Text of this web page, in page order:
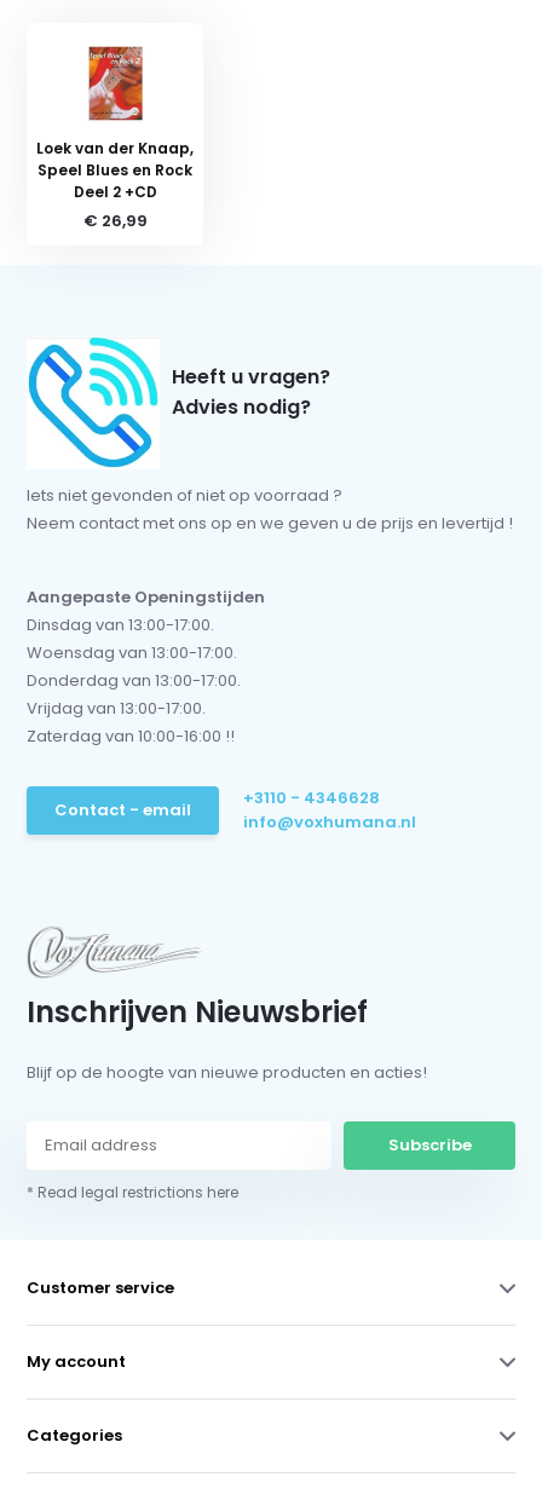
Loek van der Knaap,
Speel Blues en Rock
Deel 2 +CD
€ 26,99
Heeft u vragen?
Advies nodig?
Iets niet gevonden of niet op voorraad ?
Neem contact met ons op en we geven u de prijs en levertijd !
Aangepaste Openingstijden
Dinsdag van 13:00-17:00.
Woensdag van 13:00-17:00.
Donderdag van 13:00-17:00.
Vrijdag van 13:00-17:00.
Zaterdag van 10:00-16:00 !!
Contact - email
+3110 - 4346628
info@voxhumana.nl
Inschrijven Nieuwsbrief
Blijf op de hoogte van nieuwe producten en acties!
Subscribe
* Read legal restrictions here
Customer service
My account
Categories